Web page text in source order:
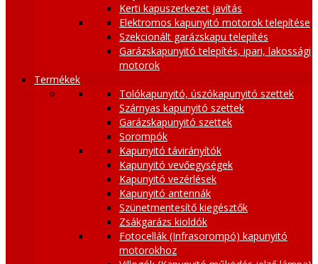
Kerti kapuszerkezet javítás
Elektromos kapunyitó motorok telepítése
Szekcionált garázskapu telepítés
Garázskapunyitó telepítés, ipari, lakossági
motorok
Termékek
Tolókapunyitó, úszókapunyitó szettek
Szárnyas kapunyitó szettek
Garázskapunyitó szettek
Sorompók
Kapunyitó távirányítók
Kapunyitó vevőegységek
Kapunyitó vezérlések
Kapunyitó antennák
Szünetmentesítő kiegésztők
Zsákgarázs kioldók
Fotocellák (Infrasorompó) kapunyitó
motorokhoz